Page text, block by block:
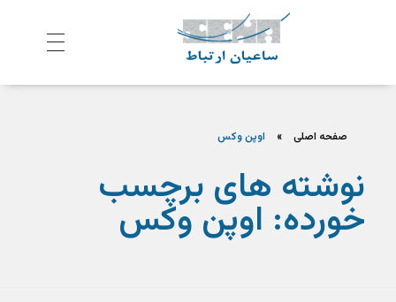
ش
رکت ساعیان ارتباط آینده پیشرو
صفحه اصلی » اوپن وکس
نوشته های برچسب
خورده: اوپن وکس